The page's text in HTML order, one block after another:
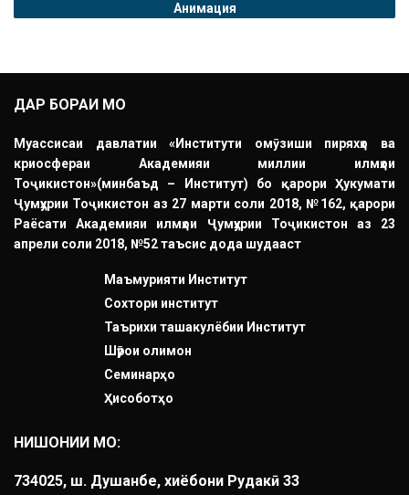
Анимация
ДАР БОРАИ МО
Муассисаи давлатии «Институти омӯзиши пиряхҳо ва
криосфераи Академияи миллии илмҳои
Тоҷикистон»(минбаъд – Институт) бо қарори Ҳукумати
Ҷумҳурии Тоҷикистон аз 27 марти соли 2018, №162, қарори
Раёсати Академияи илмҳои Ҷумҳурии Тоҷикистон аз 23
апрели соли 2018, №52 таъсис дода шудааст
Маъмурияти Институт
Сохтори институт
Таърихи ташакулёбии Институт
Шӯрои олимон
Семинарҳо
Ҳисоботҳо
НИШОНИИ МО:
734025, ш. Душанбе, хиёбони Рудакӣ 33